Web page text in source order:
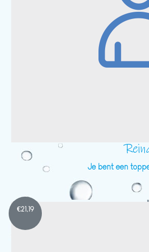
Je bent een
€21,19